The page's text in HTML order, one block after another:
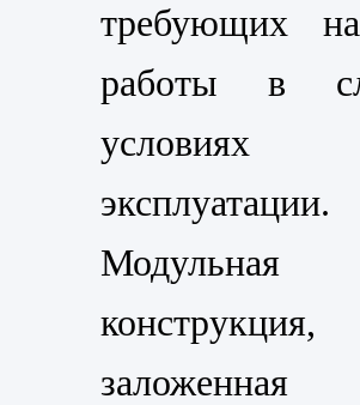
требующих
работы в
условиях
эксплуатации.
Модульная
конструкция,